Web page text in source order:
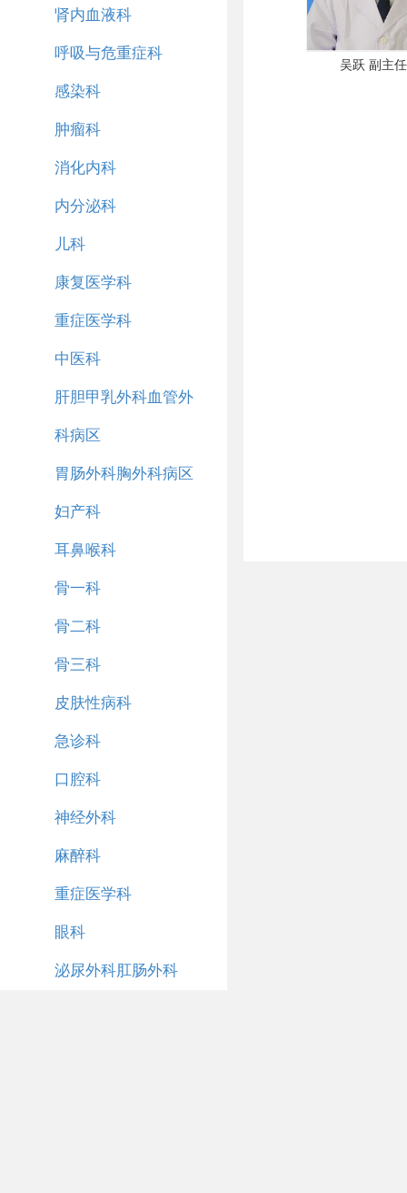
吴跃 副主
肾内血液科
呼吸与危重症科
感染科
肿瘤科
消化内科
内分泌科
儿科
康复医学科
重症医学科
中医科
肝胆甲乳外科血管外
科病区
胃肠外科胸外科病区
妇产科
耳鼻喉科
骨一科
骨二科
骨三科
皮肤性病科
急诊科
口腔科
神经外科
麻醉科
重症医学科
眼科
泌尿外科肛肠外科